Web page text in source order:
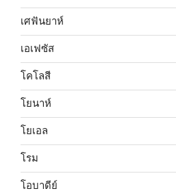
เศฟันยาห์
เอเฟซัส
โคโลสี
โยนาห์
โยเอล
โรม
โอบาดีย์